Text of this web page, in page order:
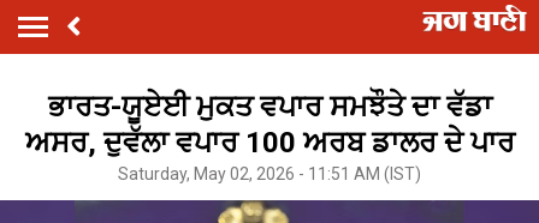
ਭਾਰਤ-ਯੂਏਈ ਮੁਕਤ ਵਪਾਰ ਸਮਝੌਤੇ ਦਾ ਵੱਡਾ
ਅਸਰ, ਦੁਵੱਲਾ ਵਪਾਰ 100 ਅਰਬ ਡਾਲਰ ਦੇ ਪਾਰ
Saturday, May 02, 2026 - 11:51 AM (IST)